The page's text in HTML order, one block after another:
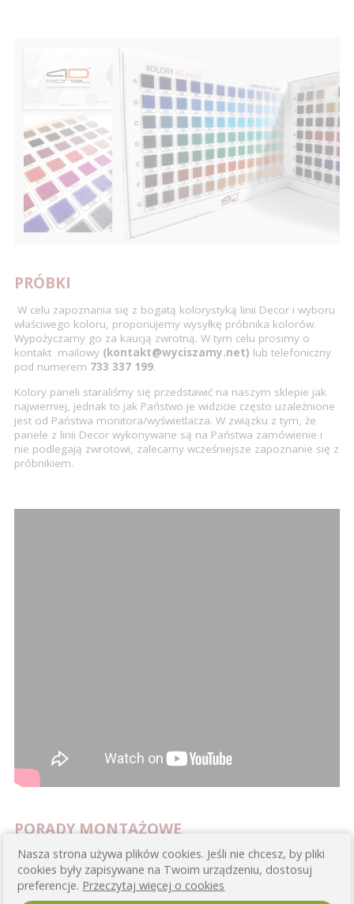
PRÓBKI
W celu zapoznania się z bogatą kolorystyką linii Decor i wyboru
właściwego koloru, proponujemy wysyłkę próbnika kolorów.
Wypożyczamy go za kaucją zwrotną. W tym celu prosimy o
kontakt mailowy (kontakt@wyciszamy.net) lub telefoniczny
pod numerem 733 337 199.
Kolory paneli staraliśmy się przedstawić na naszym sklepie jak
najwierniej, jednak to jak Państwo je widzicie często uzależnione
jest od Państwa monitora/wyświetlacza. W związku z tym, że
panele z linii Decor wykonywane są na Państwa zamówienie i
nie podlegają zwrotowi, zalecamy wcześniejsze zapoznanie się z
próbnikiem.
PORADY MONTAŻOWE
Zapraszamy do zapoznania się z filmem na temat sposobów
klejenia naszych paneli.
Nasza strona używa plików cookies. Jeśli nie chcesz, by pliki
cookies były zapisywane na Twoim urządzeniu, dostosuj
preferencje. Przeczytaj więcej o cookies